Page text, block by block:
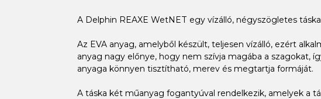
A Delphin REAXE WetNET egy vízálló, négyszögletes
Az EVA anyag, amelyből készült, teljesen vízálló, ezért
anyag nagy előnye, hogy nem szívja magába a szagokat,
anyaga könnyen tisztítható, merev és megtartja formáját.
A táska két műanyag fogantyúval rendelkezik, amelyek a